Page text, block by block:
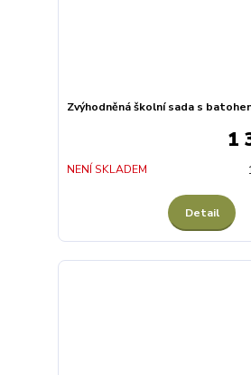
Zvýhodněná školní sada s
1
NENÍ SKLADEM
Detail